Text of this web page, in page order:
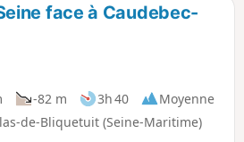
face à Caudebec-
-82 m 3h 40
Moyenne
de-Bliquetuit (Seine-Maritime)